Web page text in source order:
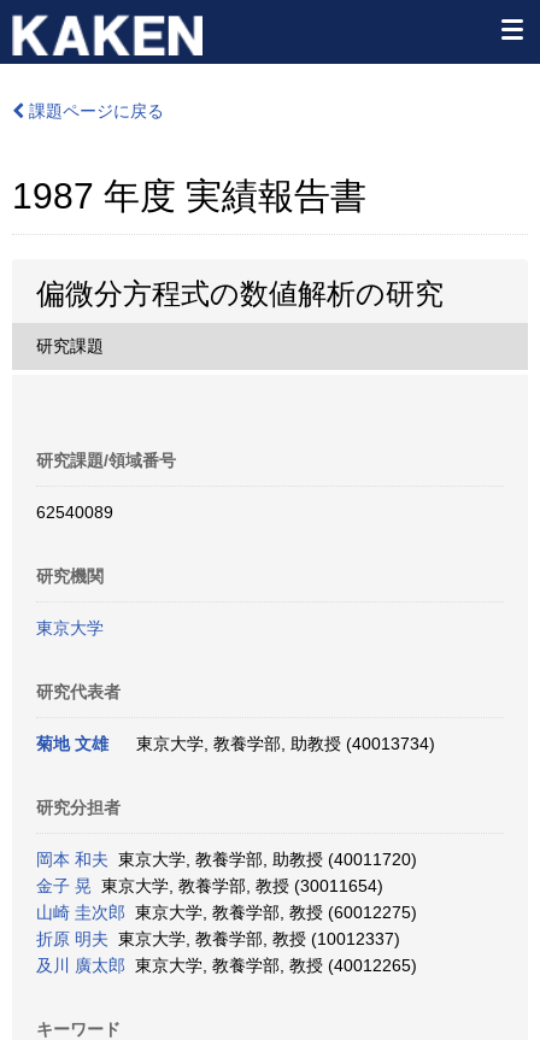
課題ページに戻る
1987 年度 実績報告書
偏微分方程式の数値解析の研究
研究課題
研究課題/領域番号
62540089
研究機関
東京大学
研究代表者
菊地 文雄 東京大学, 教養学部, 助教授 (40013734)
研究分担者
岡本 和夫 東京大学, 教養学部, 助教授 (40011720)
金子 晃 東京大学, 教養学部, 教授 (30011654)
山崎 圭次郎 東京大学, 教養学部, 教授 (60012275)
折原 明夫 東京大学, 教養学部, 教授 (10012337)
及川 廣太郎 東京大学, 教養学部, 教授 (40012265)
キーワード